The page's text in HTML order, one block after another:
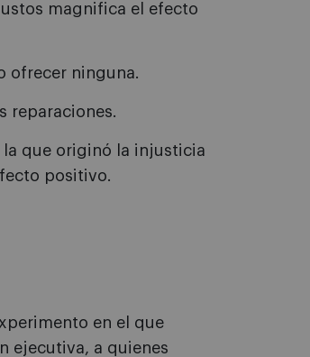
magnifica el efecto
ofrecer ninguna.
reparaciones.
que originó la injusticia
positivo.
en el que
ejecutiva, a quienes